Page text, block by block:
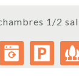
1/2